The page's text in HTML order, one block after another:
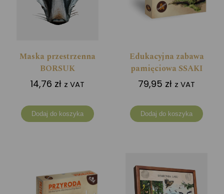
Maska przestrzenna
BORSUK
14,76 zł z VAT
Dodaj do koszyka
Edukacyjna zabawa
pamięciowa SSAKI
79,95 zł z VAT
Dodaj do koszyka